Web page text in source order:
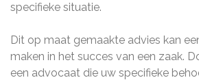
specifieke situatie.
Dit op maat gemaakte advies kan
maken in het succes van een zaak.
een advocaat die uw specifieke